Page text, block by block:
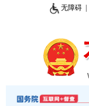
无障碍 |